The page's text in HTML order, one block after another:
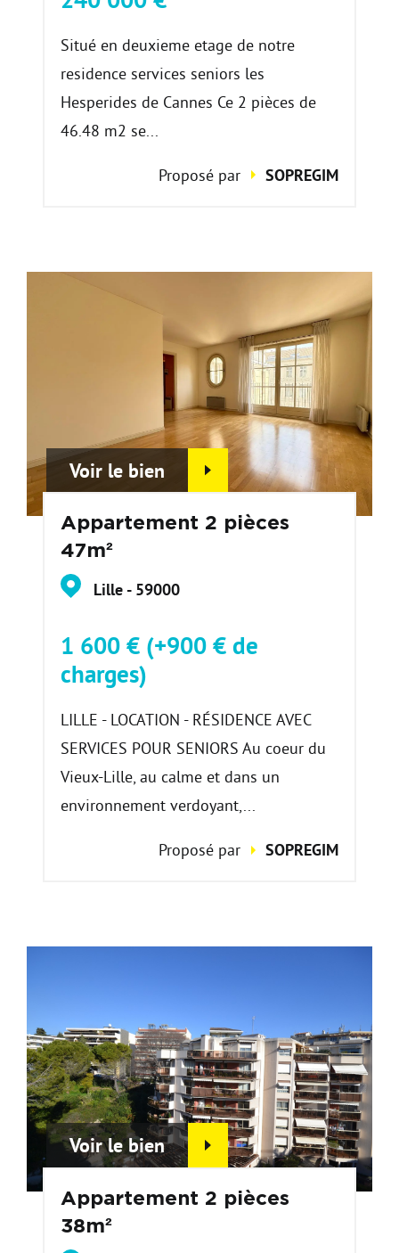
Situé en deuxieme etage de notre
residence services seniors les
Hesperides de Cannes Ce 2 pièces de
46.48 m2 se...
Proposé par SOPREGIM
Voir le bien
Appartement 2 pièces
47m²
Lille - 59000
1 600 € (+900 € de
charges)
LILLE - LOCATION - RÉSIDENCE AVEC
SERVICES POUR SENIORS Au coeur du
Vieux-Lille, au calme et dans un
environnement verdoyant,...
Proposé par SOPREGIM
Voir le bien
Appartement 2 pièces
38m²